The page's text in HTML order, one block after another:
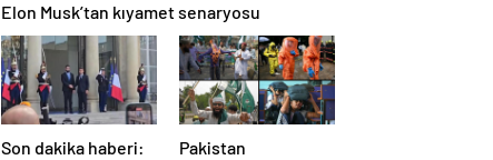
Elon Musk’tan kıyamet senaryosu
Son dakika haberi:
Pakistan